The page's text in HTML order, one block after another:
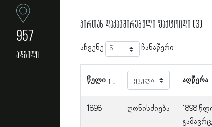
957
ადგილი
პირთან დაკავშირებული ფაქტოიდი (3)
აჩვენე ჩანაწერი
წელი აღწერა
1898 ღონისძიება
1898